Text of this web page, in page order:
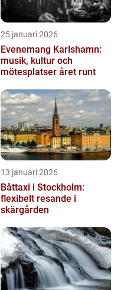
25 januari 2026
Evenemang Karlshamn:
musik, kultur och
mötesplatser året runt
13 januari 2026
Båttaxi i Stockholm:
flexibelt resande i
skärgården